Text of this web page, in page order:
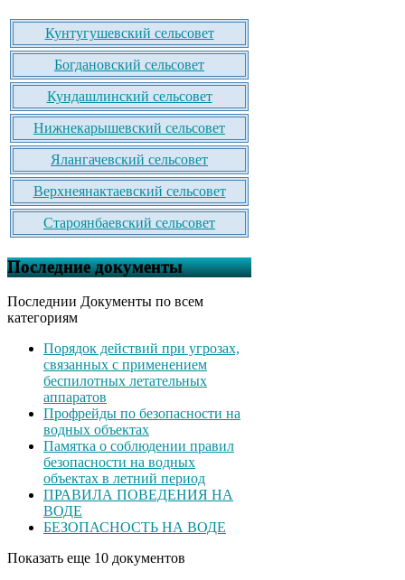
Кунтугушевский сельсовет
Богдановский сельсовет
Кундашлинский сельсовет
Нижнекарышевский сельсовет
Ялангачевский сельсовет
Верхнеянактаевский сельсовет
Староянбаевский сельсовет
Последние документы
Последнии Документы по всем
категориям
Порядок действий при угрозах,
связанных с применением
беспилотных летательных
аппаратов
Профрейды по безопасности на
водных объектах
Памятка о соблюдении правил
безопасности на водных
объектах в летний период
ПРАВИЛА ПОВЕДЕНИЯ НА
ВОДЕ
БЕЗОПАСНОСТЬ НА ВОДЕ
Показать еще 10 документов